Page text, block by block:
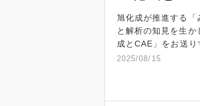
旭化成が推進する「
と解析の知見を生
成とCAE」をお送り
2025/08/15